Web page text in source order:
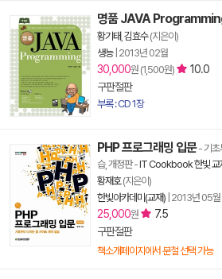
명품 JAVA
황기태 김효수(지은이)
생능| 2013년 02월
30,000원 (1,500원)
10.0
구판절판
부록 : CD 1장
PHP 프로그래밍 입문- 기초
습, 개정판-IT Cookbook 한빛 교
황재호(지은이)
한빛아카데미(교재) 2013년 05월
25,000원
7.5
구판절판
책소개페이지에서 분철 선택 가능